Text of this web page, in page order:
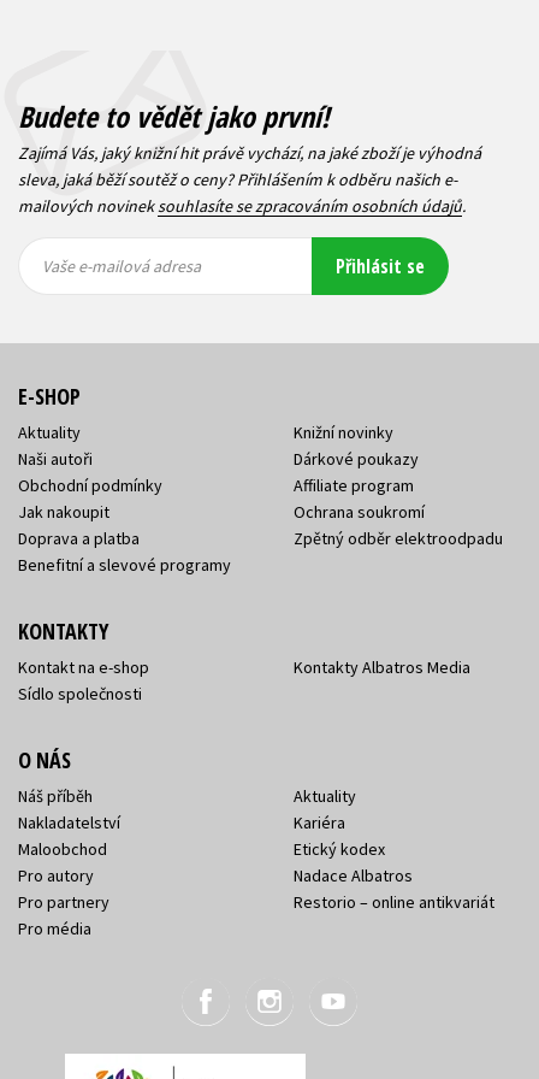
Budete to vědět jako první!
Zajímá Vás, jaký knižní hit právě vychází, na jaké zboží je výhodná
sleva, jaká běží soutěž o ceny? Přihlášením k odběru našich e-
mailových novineksouhlasíte se zpracováním osobních údajů.
mailová
mailová
Vaše e-mailová adresa Přihlásit se
E-SHOP
Aktuality
Naši autoři
Obchodní podmínky
Jak nakoupit
Doprava a platba
Benefitní a slevové programy
Knižní novinky
Dárkové poukazy
Affiliate program
Ochrana soukromí
Zpětný odběr elektroodpadu
KONTAKTY
Kontakt na e-shop
Sídlo společnosti
Kontakty Albatros Media
O NÁS
Náš příběh
Nakladatelství
Maloobchod
Pro autory
Pro partnery
Pro média
Aktuality
Kariéra
Etický kodex
Nadace Albatros
Restorio – online antikvariát